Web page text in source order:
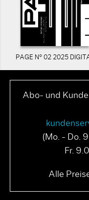
PAGE N° 02 2025
Abo- und
(Mo. - Do.
Fr.
Alle